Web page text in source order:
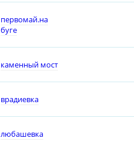
первомай.на
буге
каменный мост
врадиевка
любашевка